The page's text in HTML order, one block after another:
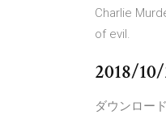
Charlie
of evil.
2018/
ダウンロー